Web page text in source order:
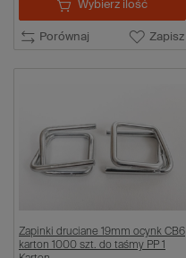
Porównaj Zapisz
Wybierz ilość
Zapinki druciane 19mm ocynk CB6
karton 1000 szt. do taśmy PP 1